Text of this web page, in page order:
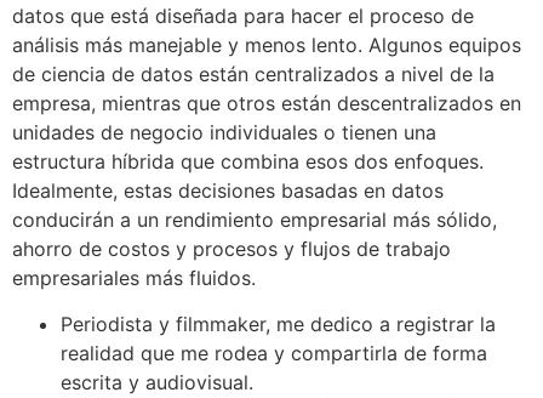
datos que está diseñada para hacer el proceso de
análisis más manejable y menos lento. Algunos equipos
de ciencia de datos están centralizados a nivel de la
empresa, mientras que otros están descentralizados en
unidades de negocio individuales o tienen una
estructura híbrida que combina esos dos enfoques.
Idealmente, estas decisiones basadas en datos
conducirán a un rendimiento empresarial más sólido,
ahorro de costos y procesos y flujos de trabajo
empresariales más fluidos.
Periodista y filmmaker, me dedico a registrar la
realidad que me rodea y compartirla de forma
escrita y audiovisual.